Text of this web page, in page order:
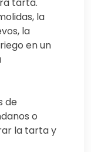
la
la
en un
de
o
la tarta y